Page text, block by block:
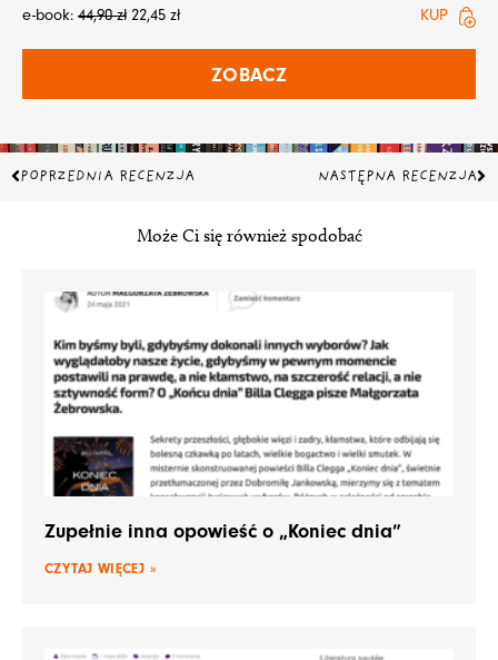
e-book: 44,90zł 22,45 zł KUP
ZOBACZ
Prev
POPRZEDNIA RECENZJA NASTĘPNA RECENZJA
Może Ci się również spodobać
Zupełnie inna opowieść o „Koniec dnia”
CZYTAJ WIĘCEJ »